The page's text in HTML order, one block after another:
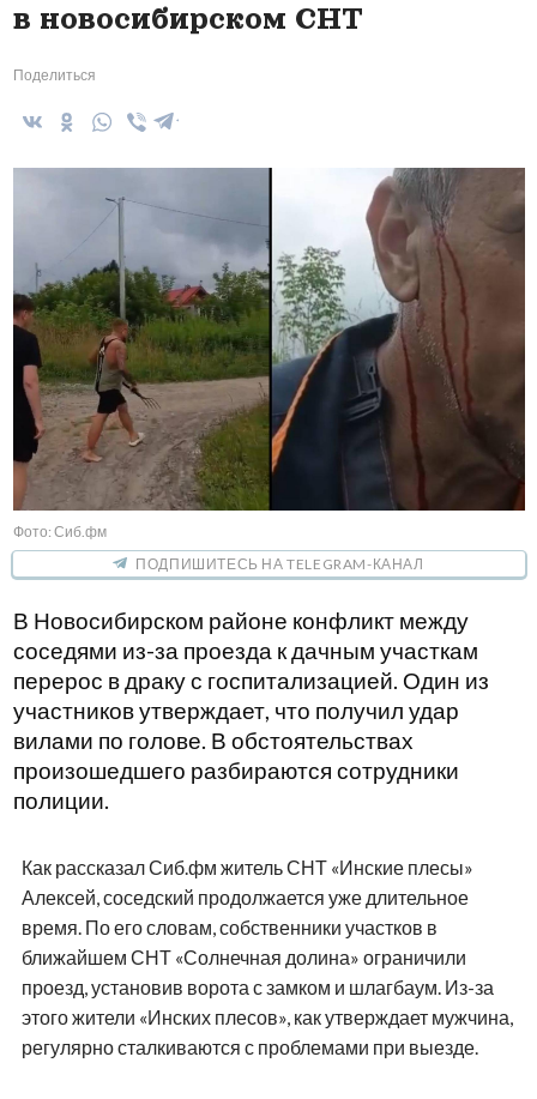
в новосибирском СНТ
Поделиться
Фото: Сиб.фм
ПОДПИШИТЕСЬ НА TELEGRAM-КАНАЛ
В Новосибирском районе конфликт между
соседями из-за проезда к дачным участкам
перерос в драку с госпитализацией. Один из
участников утверждает, что получил удар
вилами по голове. В обстоятельствах
произошедшего разбираются сотрудники
полиции.
Как рассказал Сиб.фм житель СНТ «Инские плесы»
Алексей, соседский продолжается уже длительное
время. По его словам, собственники участков в
ближайшем СНТ «Солнечная долина» ограничили
проезд, установив ворота с замком и шлагбаум. Из-за
этого жители «Инских плесов», как утверждает мужчина,
регулярно сталкиваются с проблемами при выезде.